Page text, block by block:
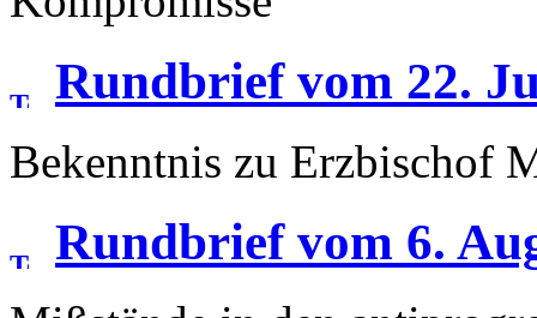
Rundbrief vom 22.
Bekenntnis zu Erzbischof
Rundbrief vom 6.